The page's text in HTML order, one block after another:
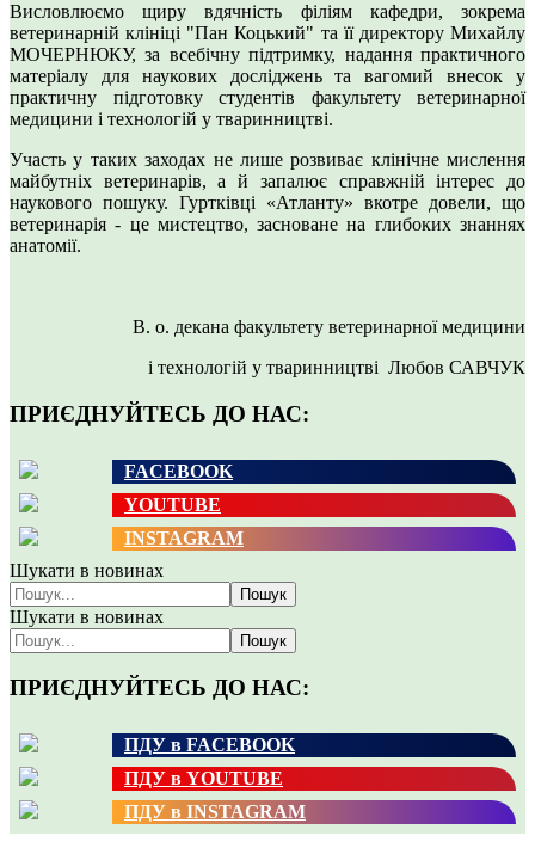
Висловлюємо щиру вдячність філіям кафедри, зокрема
ветеринарній клініці "Пан Коцький" та її директору Михайлу
МОЧЕРНЮКУ, за всебічну підтримку, надання практичного
матеріалу для наукових досліджень та вагомий внесок у
практичну підготовку студентів факультету ветеринарної
медицини і технологій у тваринництві.
Участь у таких заходах не лише розвиває клінічне мислення
майбутніх ветеринарів, а й запалює справжній інтерес до
наукового пошуку. Гуртківці «Атланту» вкотре довели, що
ветеринарія - це мистецтво, засноване на глибоких знаннях
анатомії.
В. о. декана факультету ветеринарної медицини
і технологій у тваринництві Любов САВЧУК
ПРИЄДНУЙТЕСЬ ДО НАС:
FACEBOOK
YOUTUBE
INSTAGRAM
Шукати в новинах
Пошук
Шукати в новинах
Пошук
ПРИЄДНУЙТЕСЬ ДО НАС:
ПДУ в FACEBOOK
ПДУ в YOUTUBE
ПДУ в INSTAGRAM